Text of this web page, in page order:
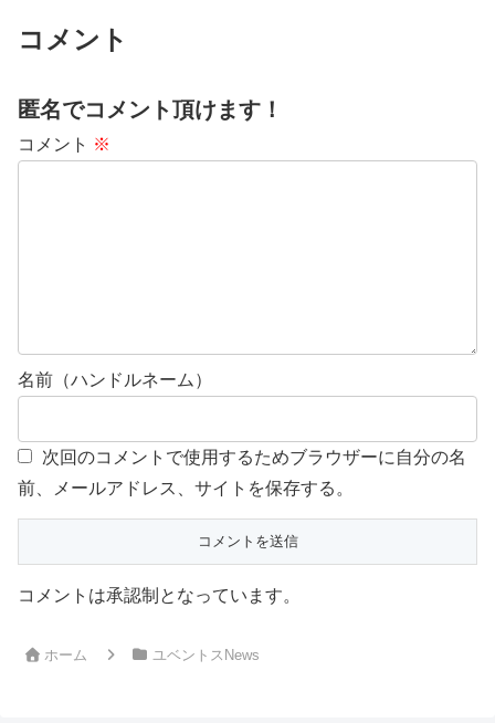
コメント
匿名でコメント頂けます！
コメント ※
名前（ハンドルネーム）
次回のコメントで使用するためブラウザーに自分の名
前、メールアドレス、サイトを保存する。
コメントは承認制となっています。
ホーム ユベントスNews